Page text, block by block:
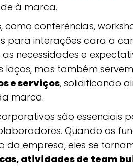
à marca.
como conferências,
para interações cara a
necessidades e
laços, mas também
e serviços, solidificando
marca.
são essenciais
Quando os
da empresa, eles se
atividades de team